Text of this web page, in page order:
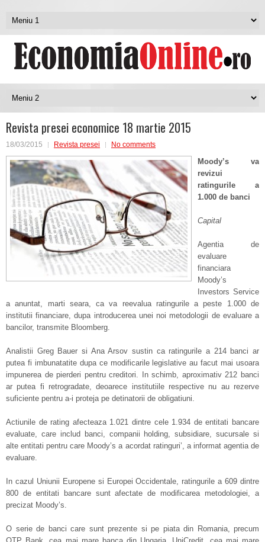
Revista presei economice 18 martie 2015
18/03/2015 Revista presei No comments
Moody’s va
revizui
ratingurile a
1.000 de banci
Capital
Agentia de
evaluare
financiara
Moody’s
Investors Service
a anuntat, marti seara, ca va reevalua ratingurile a peste 1.000 de
institutii financiare, dupa introducerea unei noi metodologii de evaluare a
bancilor, transmite Bloomberg.
Analistii Greg Bauer si Ana Arsov sustin ca ratingurile a 214 banci ar
putea fi imbunatatite dupa ce modificarile legislative au facut mai usoara
impunerea de pierderi pentru creditori. In schimb, aproximativ 212 banci
ar putea fi retrogradate, deoarece institutiile respective nu au rezerve
suficiente pentru a-i proteja pe detinatorii de obligatiuni.
Actiunile de rating afecteaza 1.021 dintre cele 1.934 de entitati bancare
evaluate, care includ banci, companii holding, subsidiare, sucursale si
alte entitati pentru care Moody’s a acordat ratinguri’, a informat agentia de
evaluare.
In cazul Uniunii Europene si Europei Occidentale, ratingurile a 609 dintre
800 de entitati bancare sunt afectate de modificarea metodologiei, a
precizat Moody’s.
O serie de banci care sunt prezente si pe piata din Romania, precum